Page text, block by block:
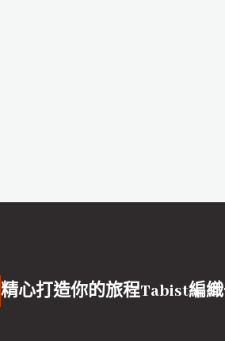
精心打造你的旅程Tabist編